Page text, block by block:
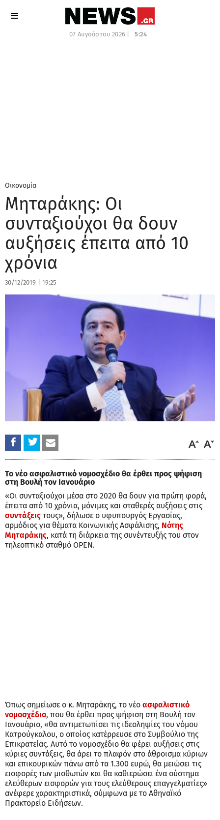
07 Αυγούστου 2026 | 5:24
Οικονομία
Μηταράκης: Οι
συνταξιούχοι θα δουν
αυξήσεις έπειτα από 10
χρόνια
30/12/2019 19:25
Το νέο ασφαλιστικό νομοσχέδιο θα έρθει προς ψήφιση
στη Βουλή τον Ιανουάριο
«Οι συνταξιούχοι μέσα στο 2020 θα δουν για πρώτη φορά,
έπειτα από 10 χρόνια, μόνιμες και σταθερές αυξήσεις στις
συντάξεις τους», δήλωσε ο υφυπουργός Εργασίας,
αρμόδιος για θέματα Κοινωνικής Ασφάλισης, Νότης
Μηταράκης, κατά τη διάρκεια της συνέντευξής του στον
τηλεοπτικό σταθμό OPEN.
Όπως σημείωσε ο κ. Μηταράκης, το νέο ασφαλιστικό
νομοσχέδιο, που θα έρθει προς ψήφιση στη Βουλή τον
Ιανουάριο, «θα αντιμετωπίσει τις ιδεοληψίες του νόμου
Κατρούγκαλου, ο οποίος κατέρρευσε στο Συμβούλιο της
Επικρατείας. Αυτό το νομοσχέδιο θα φέρει αυξήσεις στις
κύριες συντάξεις, θα άρει το πλαφόν στο άθροισμα κύριων
και επικουρικών πάνω από τα 1.300 ευρώ, θα μειώσει τις
εισφορές των μισθωτών και θα καθιερώσει ένα σύστημα
ελεύθερων εισφορών για τους ελεύθερους επαγγελματίες»
ανέφερε χαρακτηριστικά, σύμφωνα με το Αθηναϊκό
Πρακτορείο Ειδήσεων.